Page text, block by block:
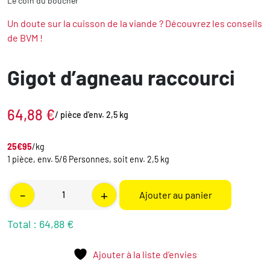
Gigot d’agneau raccourci
64,88 €/ pièce d'env. 2,5 kg
25€95/kg
1 pièce, env. 5/6 Personnes, soit env. 2,5 kg
Un doute sur la cuisson de la viande ? Découvrez les conseils
de BVM !
-
quantité
de
d'agneau
+ Ajouter au panier
Total : 64,88 €
Ajouter à la liste d’envies